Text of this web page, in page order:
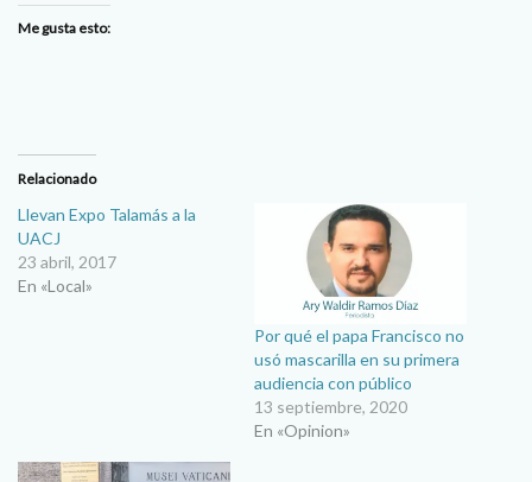
Me gusta esto:
Relacionado
Llevan Expo Talamás a la
UACJ
23 abril, 2017
En «Local»
Por qué el papa Francisco no
usó mascarilla en su primera
audiencia con público
13 septiembre, 2020
En «Opinion»